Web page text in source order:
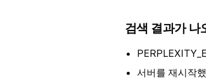
검색 결과가 나
서버를 재시작